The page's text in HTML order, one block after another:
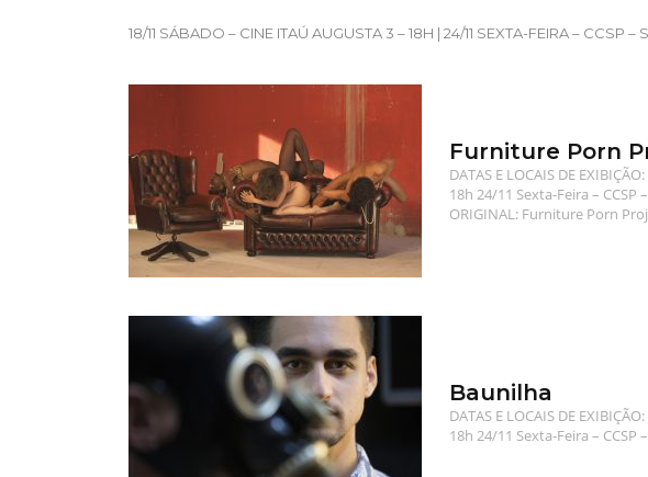
18/11 SÁBADO – CINE ITAÚ AUGUSTA 3 – 18H | 24/11 SEXTA-FEIRA – CCSP –
Furniture Porn
DATAS E LOCAIS DE
18h 24/11 Sexta-Feira –
ORIGINAL: Furniture Porn
Baunilha
DATAS E LOCAIS DE
18h 24/11 Sexta-Feira –